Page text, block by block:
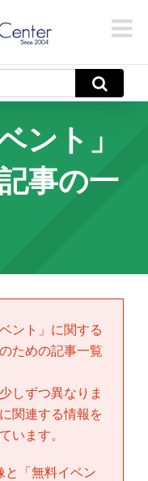
ント」
事の一
ント 」に関する
ための記事一覧
しずつ異なりま
に関連する情報を
います。
「 無料イベン